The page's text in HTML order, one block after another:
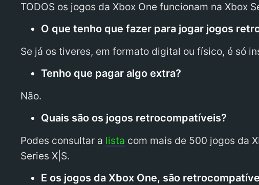
TODOS os jogos da Xbox One funcionam na Xbox
O que tenho que fazer para jogar jogos
Se já os tiveres, em formato digital ou físico, é só
Tenho que pagar algo extra?
Não.
Quais são os jogos retrocompatíveis?
Podes consultar a lista com mais de 500 jogos da
Series X|S.
E os jogos da Xbox One, são